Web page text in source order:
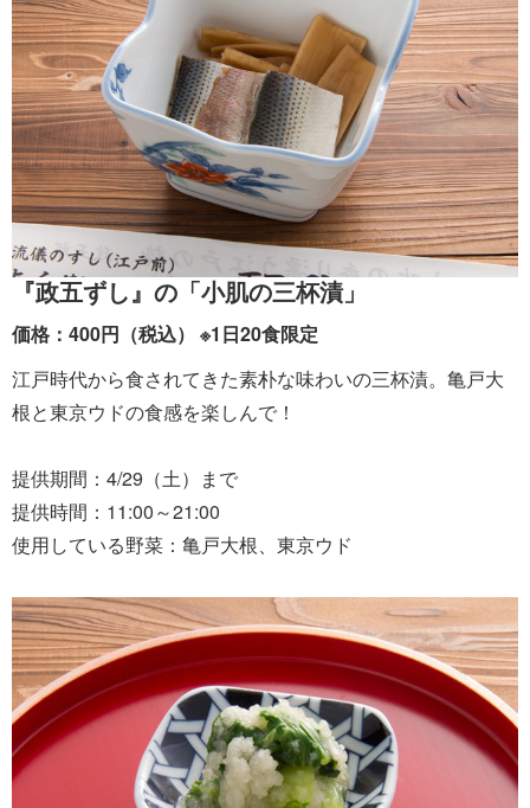
『政五ずし』の「小肌の三杯漬」
価格：400円（税込） ※1日20食限定
江戸時代から食されてきた素朴な味わいの三杯漬。亀戸大
根と東京ウドの食感を楽しんで！
提供期間：4/29（土）まで
提供時間：11:00～21:00
使用している野菜：亀戸大根、東京ウド